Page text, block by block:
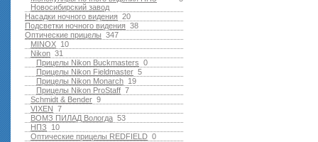
Новосибирский завод
20
Насадки ночного видения
38
Подсветки ночного видения
347
Оптические прицелы
10
MINOX
31
Nikon
0
Прицелы Nikon Buckmasters
5
Прицелы Nikon Fieldmaster
19
Прицелы Nikon Monarch
7
Прицелы Nikon ProStaff
9
Schmidt & Bender
7
VIXEN
53
ВОМЗ ПИЛАД Вологда
10
НПЗ
0
Оптические прицелы REDFIELD